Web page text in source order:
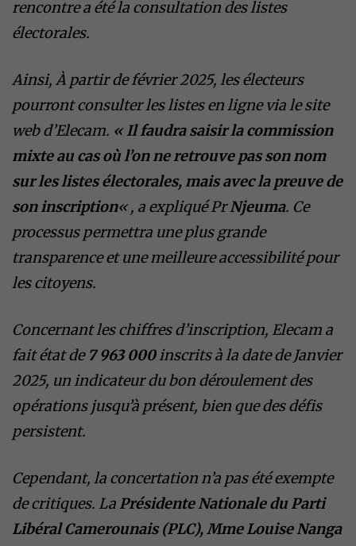
rencontre a été la consultation des listes
électorales.
Ainsi, À partir de février 2025, les électeurs
pourront consulter les listes en ligne via le site
web d’Elecam. « Il faudra saisir la commission
mixte au cas où l’on ne retrouve pas son nom
sur les listes électorales, mais avec la preuve de
son inscription« , a expliqué PrNjeuma. Ce
processus permettra une plus grande
transparence et une meilleure accessibilité pour
les citoyens.
Concernant les chiffres d’inscription, Elecam a
fait état de 7 963 000inscrits à la date de Janvier
2025, un indicateur du bon déroulement des
opérations jusqu’à présent, bien que des défis
persistent.
Cependant, la concertation n’a pas été exempte
de critiques. La Présidente Nationale du Parti
Libéral Camerounais (PLC), Mme Louise Nanga